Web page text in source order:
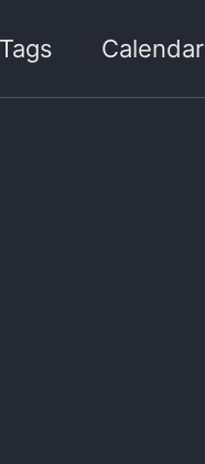
Tags Calendar